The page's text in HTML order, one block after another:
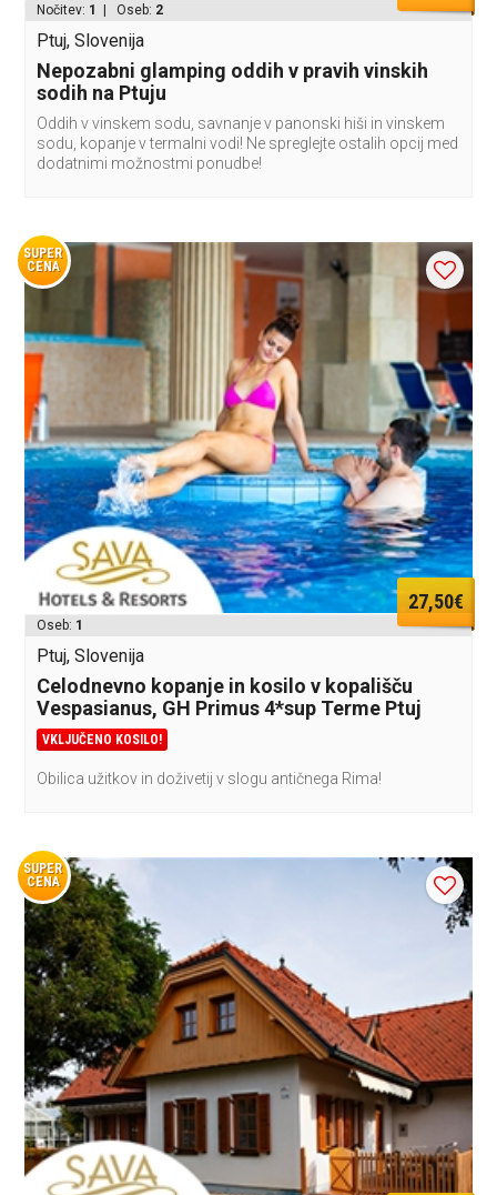
Nočitev: 1 | Oseb: 2
Ptuj, Slovenija
Nepozabni glamping oddih v pravih vinskih
sodih na Ptuju
Oddih v vinskem sodu, savnanje v panonski hiši in vinskem
sodu, kopanje v termalni vodi! Ne spreglejte ostalih opcij med
dodatnimi možnostmi ponudbe!
SUPER
CENA
27,50€
Oseb: 1
Ptuj, Slovenija
Celodnevno kopanje in kosilo v kopališču
Vespasianus, GH Primus 4*sup Terme Ptuj
VKLJUČENO KOSILO!
Obilica užitkov in doživetij v slogu antičnega Rima!
SUPER
CENA